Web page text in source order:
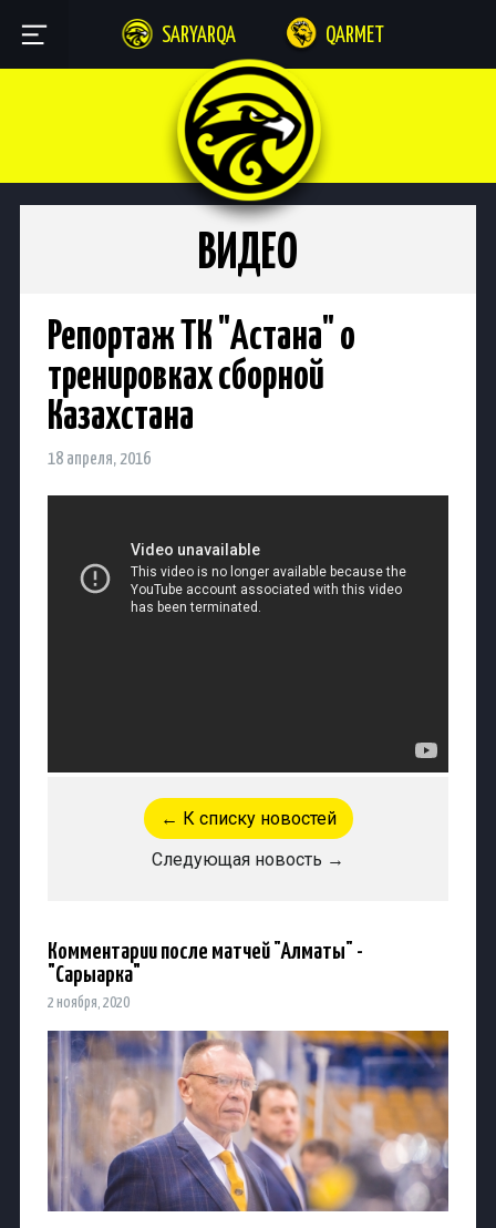
SARYARQA QARMET
ВИДЕО
Репортаж ТК "Астана" о
тренировках сборной
Казахстана
18 апреля, 2016
← К списку новостей
Следующая новость →
Комментарии после матчей "Алматы" -
"Сарыарка"
2 ноября, 2020